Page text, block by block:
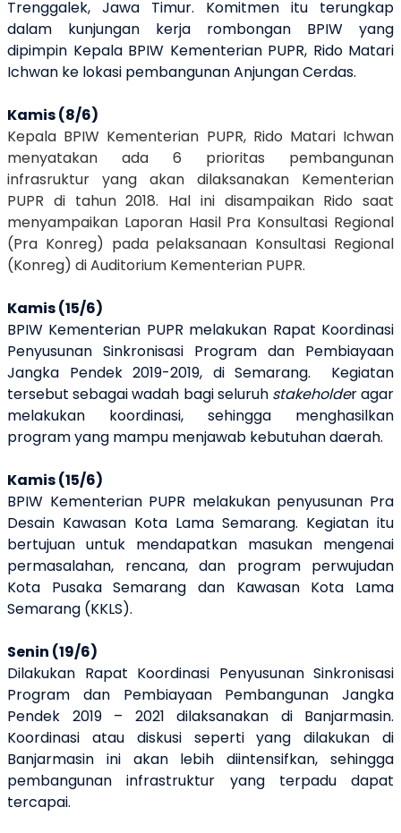
Trenggalek, Jawa Timur. Komitmen itu terungkap
dalam kunjungan kerja rombongan BPIW yang
dipimpin Kepala BPIW Kementerian PUPR, Rido Matari
Ichwan ke lokasi pembangunan Anjungan Cerdas.
Kamis (8/6)
Kepala BPIW Kementerian PUPR, Rido Matari Ichwan
menyatakan ada 6 prioritas pembangunan
infrasruktur yang akan dilaksanakan Kementerian
PUPR di tahun 2018. Hal ini disampaikan Rido saat
menyampaikan Laporan Hasil Pra Konsultasi Regional
(Pra Konreg) pada pelaksanaan Konsultasi Regional
(Konreg) di Auditorium Kementerian PUPR.
Kamis (15/6)
BPIW Kementerian PUPR melakukan Rapat Koordinasi
Penyusunan Sinkronisasi Program dan Pembiayaan
Jangka Pendek 2019-2019, di Semarang. Kegiatan
tersebut sebagai wadah bagi seluruh stakeholder agar
melakukan koordinasi, sehingga menghasilkan
program yang mampu menjawab kebutuhan daerah.
Kamis (15/6)
BPIW Kementerian PUPR melakukan penyusunan Pra
Desain Kawasan Kota Lama Semarang. Kegiatan itu
bertujuan untuk mendapatkan masukan mengenai
permasalahan, rencana, dan program perwujudan
Kota Pusaka Semarang dan Kawasan Kota Lama
Semarang (KKLS).
Senin (19/6)
Dilakukan Rapat Koordinasi Penyusunan Sinkronisasi
Program dan Pembiayaan Pembangunan Jangka
Pendek 2019 – 2021 dilaksanakan di Banjarmasin.
Koordinasi atau diskusi seperti yang dilakukan di
Banjarmasin ini
akan lebih diintensifkan, sehingga
pembangunan infrastruktur yang terpadu dapat
tercapai.